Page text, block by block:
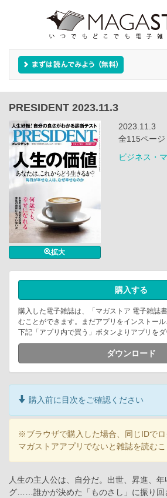
PRESIDENT 2023.11.3
拡大
2023.11.3
全115ペー
ビジネス・
購入する
購入した電子雑誌は、「マガストア 電子雑誌
むことができます。まだアプリをインストール
下記「アプリ内で買う」ボタンよりアプリをダ
ダウンロード
購入前に目次をご確認ください
※ブラウザで購入した場合、同じIDで
マガストアアプリでないと雑誌を読むこ
人生の主人公は、自分だ。出世、昇進、
グ……誰かが決めた「ものさし」に振り回